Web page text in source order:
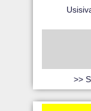
>>